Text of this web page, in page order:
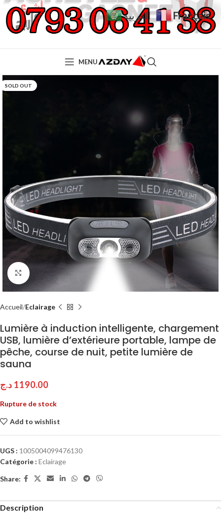
MENU
SOLD OUT
Click to enlarge
Accueil Eclairage
Lumière à induction intelligente, chargement
USB, lumière d’extérieure portable, lampe de
pêche, course de nuit, petite lumière de
sauna
1190.00 د.ج
Rupture de stock
Add to wishlist
UGS : 1005004099476130
Catégorie : Eclairage
Share:
Description
العربية Français